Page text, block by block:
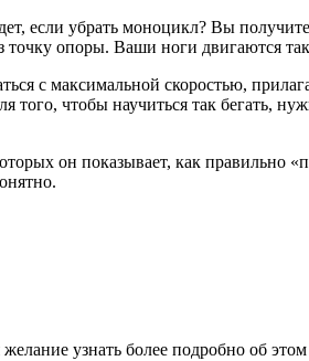
если убрать моноцикл? Вы
опоры. Ваши ноги двигаются
с максимальной скоростью,
того, чтобы научиться так бегать,
он показывает, как правильно
узнать более подробно об